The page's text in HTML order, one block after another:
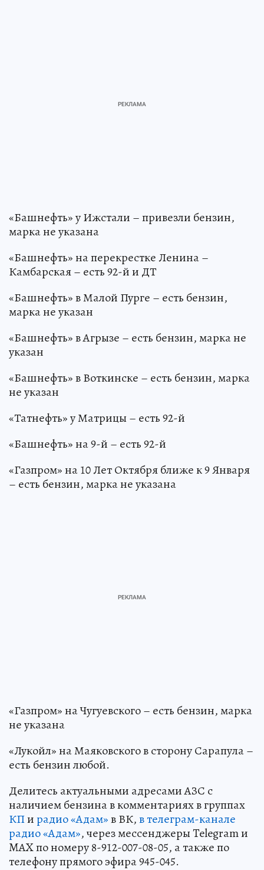
«Башнефть» у Ижстали – привезли бензин,
марка не указана
«Башнефть» на перекрестке Ленина –
Камбарская – есть 92-й и ДТ
«Башнефть» в Малой Пурге – есть бензин,
марка не указан
«Башнефть» в Агрызе – есть бензин, марка не
указан
«Башнефть» в Воткинске – есть бензин, марка
не указан
«Татнефть» у Матрицы – есть 92-й
«Башнефть» на 9-й – есть 92-й
«Газпром» на 10 Лет Октября ближе к 9 Января
– есть бензин, марка не указана
«Газпром» на Чугуевского – есть бензин, марка
не указана
«Лукойл» на Маяковского в сторону Сарапула –
есть бензин любой.
Делитесь актуальными адресами АЗС с
наличием бензина в комментариях в группах
КПирадио «Адам»в ВК,в телеграм-канале
радио «Адам», через мессенджеры Telegram и
MAX по номеру 8-912-007-08-05, а также по
телефону прямого эфира 945-045.